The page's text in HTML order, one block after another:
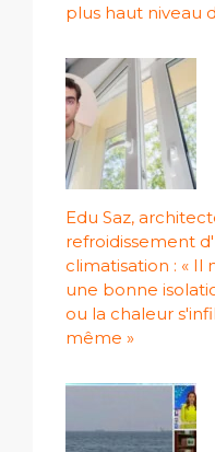
plus haut niveau
Edu Saz,
refroidissement
climatisation : « Il
une bonne
ou la chaleur
même »